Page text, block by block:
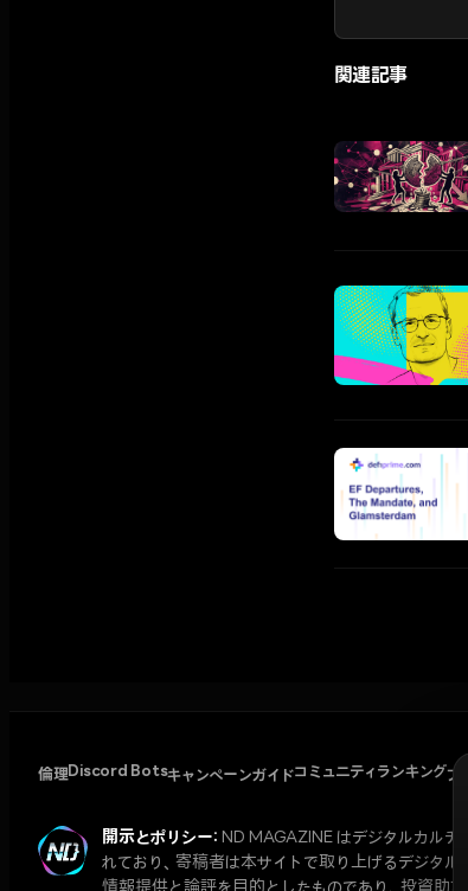
関連記事
倫理Discord Botsキャンペーンガイドコミュニティランキングプ
開示とポリシー: ND MAGAZINE はデジタルカルチ
れており、寄稿者は本サイトで取り上げるデジタ